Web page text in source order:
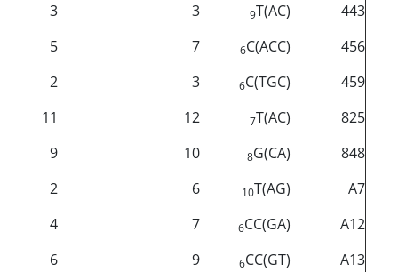
443
(AC)
9T
3
3
456
(ACC)
6C
7
5
459
(TGC)
6C
3
2
825
(AC)
7T
12
11
848
(CA)
8G
10
9
A7
(AG)
10T
6
2
A12
(GA)
6CC
7
4
A13
(GT)
6CC
9
6